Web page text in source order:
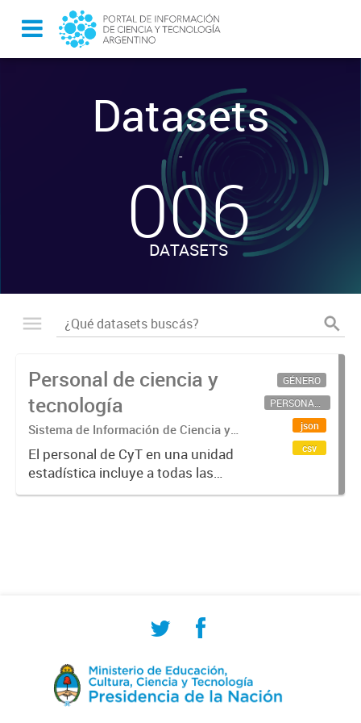
Datasets
-
006
DATASETS
Personal de ciencia y
tecnología
Sistema de Información de Ciencia y
Tecnología Argentino (SICYTAR)
El personal de CyT en una unidad
estadística incluye a todas las
personas involucradas
GÉNERO
PERSONAL CIENTÍFICO-TECNOLÓGICO
json
csv